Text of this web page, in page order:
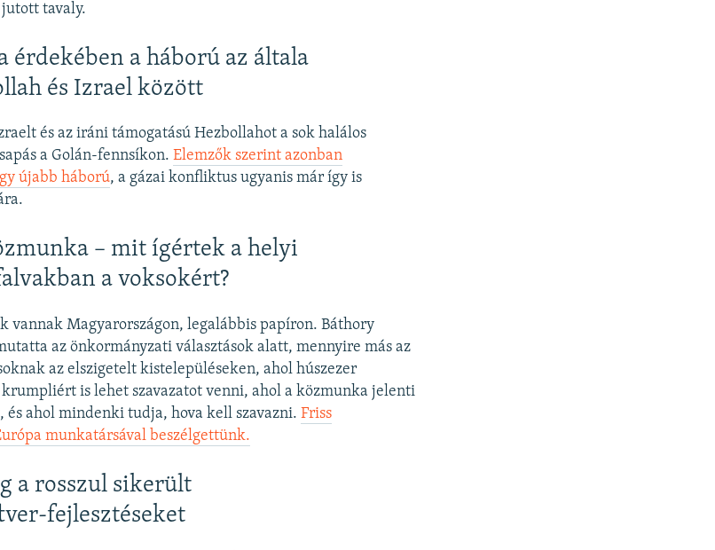
tavaly.
érdekében a háború az általa
és Izrael között
és az iráni támogatású Hezbollahot a sok halálos
a Golán-fennsíkon.Elemzők szerint azonban
újabb háború, a gázai konfliktus ugyanis már így is
– mit ígértek a helyi
a voksokért?
vannak Magyarországon, legalábbis papíron. Báthory
az önkormányzati választások alatt, mennyire más az
az elszigetelt kistelepüléseken, ahol húszezer
is lehet szavazatot venni, ahol a közmunka jelenti
és ahol mindenki tudja, hova kell szavazni.Friss
munkatársával beszélgettünk.
a rosszul sikerült
fejlesztéseket